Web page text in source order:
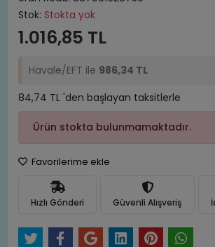
Stok: Stokta yok
1.016,85 TL
Havale/EFT ile 986,34 TL
84,74 TL 'den başlayan taksitlerle
Ürün stokta bulunmamaktadır.
Favorilerime ekle
Hızlı Gönderi Güvenli Alışveriş